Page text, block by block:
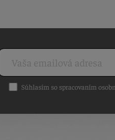
Súhlasím so spracovaním